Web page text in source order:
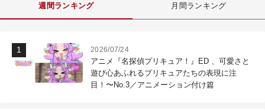
週間ランキング 月間ランキング
2026/07/24
アニメ『名探偵プリキュア！』ED 、可愛さと
遊び心あふれるプリキュアたちの表現に注
目！〜No.3／アニメーション付け篇